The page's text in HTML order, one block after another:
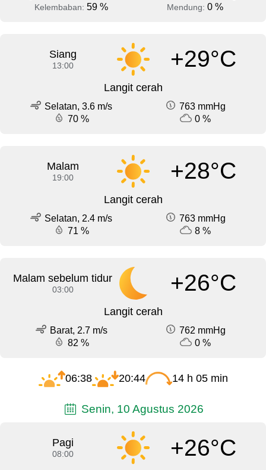
Kelembaban: 59 % Mendung: 0 %
Siang
13:00 +29°C
Langit cerah
Selatan, 3.6 m/s
763 mmHg
70 %
0 %
Malam
19:00 +28°C
Langit cerah
Selatan, 2.4 m/s
763 mmHg
71 %
8 %
Malam sebelum tidur
03:00 +26°C
Langit cerah
Barat, 2.7 m/s
762 mmHg
82 %
0 %
06:38 20:44 14 h 05 min
Senin, 10 Agustus 2026
Pagi
08:00 +26°C